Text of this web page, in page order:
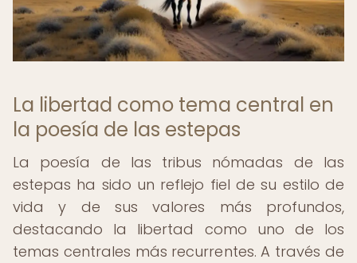
La libertad como tema central en
la poesía de las estepas
La poesía de las tribus nómadas de las
estepas ha sido un reflejo fiel de su estilo de
vida y de sus valores más profundos,
destacando la libertad como uno de los
temas centrales más recurrentes. A través de